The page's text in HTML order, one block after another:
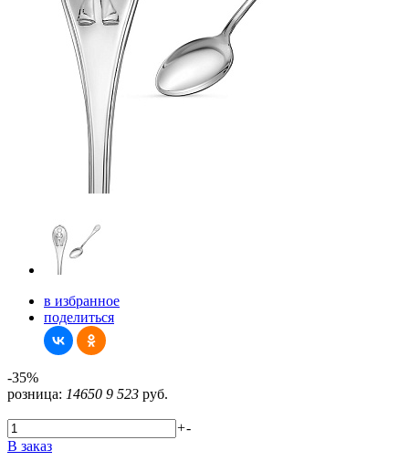
в избранное
поделиться
-35%
розница: 14650 9 523 руб.
+-
В заказ